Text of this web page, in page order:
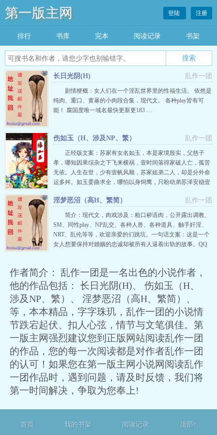
第一版主网
搜索
登陆 注册
排行 书库 完本 阅读记录 书架
乱作一团
长日光阴(H)
剧情梗概：女人们在一个淫乱世界里的性福生活。 依然是
纯肉、重口、黄暴的小肉段合集，现代文。 各种play皆有可
能！ 腐国度唯一域名最快更新更183 …
乱作一团
伤如玉（H、涉及NP、繁）
正经版文案：苏家有女名如玉，本是家境殷实，父慈子
孝，哪知因果综杂之下飞来横祸，壹时间落得家破人亡，孤苦
无依。人生在世，少有壹帆风顺，苏家姐弟二人，却是分外命
运多舛。如玉委曲求全，哪怕以身饲鹰，只盼幼弟苏泽安稳壹
奈何事与愿违，前狼後虎，受尽淫辱，如何才能寻得壹条生
路？正所谓：问天天无应，问地地不灵，扪心求自省，人世岂
无情。简介：古风，肉文。本文…
乱作一团
淫梦恶沼（高H、繁简）
简介：现代文，肉戏涉及：粗口秽语肉，公开露出调教、
SM、同性play、NP乱交、各种人兽、各种道具、触手奸淫、
NRT、乱伦等等，欢迎亲爱的们跳坑。一句话文案：这是一个
女人想要保持对婚姻的忠诚却被所有人逼着出轨的故事。QQ
结，坑品有保证，大家可以放心跳坑，本篇日更，偶尔掉落双
更，…
作者简介： 乱作一团是一名出色的小说作者，
他的作品包括： 长日光阴(H)、 伤如玉（H、
涉及NP、繁）、 淫梦恶沼（高H、繁简）、
等，本本精品，字字珠玑，乱作一团的小说情
节跌宕起伏、扣人心弦，情节与文笔俱佳。第
一版主网强烈建议您到正版网站阅读乱作一团
的作品，您的每一次阅读都是对作者乱作一团
的认可！如果您在第一版主网小说网阅读乱作
一团作品时，遇到问题，请及时反馈，我们将
第一时间解决，争取为您奉上!
首页 我的书架 阅读记录 顶部↑